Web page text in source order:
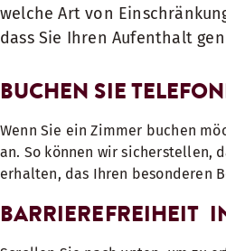
welche Art von
dass Sie Ihren Aufenthalt
BUCHEN SIE
Wenn Sie ein Zimmer buchen
an. So können wir sicherstellen,
erhalten, das Ihren besonderen
BARRIEREFREIHEIT